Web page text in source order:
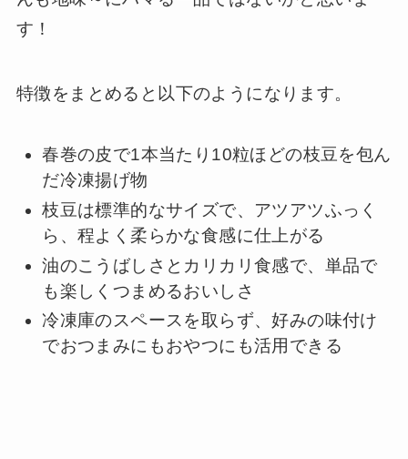
す！
特徴をまとめると以下のようになります。
春巻の皮で1本当たり10粒ほどの枝豆を包ん
だ冷凍揚げ物
枝豆は標準的なサイズで、アツアツふっく
ら、程よく柔らかな食感に仕上がる
油のこうばしさとカリカリ食感で、単品で
も楽しくつまめるおいしさ
冷凍庫のスペースを取らず、好みの味付け
でおつまみにもおやつにも活用できる